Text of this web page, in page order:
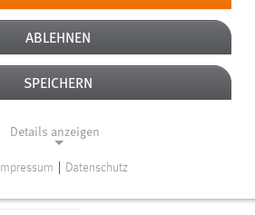
ABLEHNEN
SPEICHERN
Details anzeigen
Impressum Datenschutz